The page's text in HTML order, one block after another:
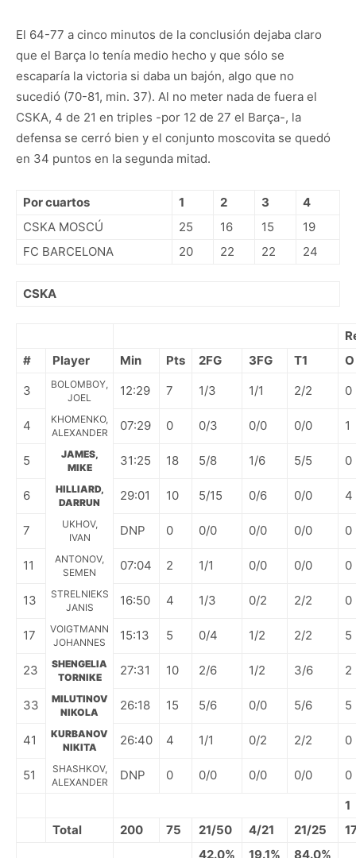
El 64-77 a cinco minutos de la conclusión dejaba claro
que el Barça lo tenía medio hecho y que sólo se
escaparía la victoria si daba un bajón, algo que no
sucedió (70-81, min. 37). Al no meter nada de fuera el
CSKA, 4 de 21 en triples -por 12 de 27 el Barça-, la
defensa se cerró bien y el conjunto moscovita se quedó
en 34 puntos en la segunda mitad.
Por cuartos 1 2 3
4
CSKA MOSCÚ
25 16 15
19
FC BARCELONA
20 22 22 24
CSKA
#
Player Min Pts 2FG 3FG T1
O
3
BOLOMBOY,
JOEL
12:29 7 1/3 1/1 2/2 0
4
KHOMENKO,
ALEXANDER
07:29 0 0/3 0/0 0/0 1
5
JAMES,
MIKE
31:25 18 5/8 1/6 5/5 0
6
HILLIARD,
DARRUN
29:01 10 5/15 0/6 0/0 4
7
UKHOV,
IVAN
DNP 0 0/0 0/0 0/0 0
11
ANTONOV,
SEMEN
07:04 2 1/1 0/0 0/0 0
13
STRELNIEKS
JANIS
16:50 4 1/3 0/2 2/2 0
17
VOIGTMANN
JOHANNES
15:13 5 0/4 1/2 2/2 5
23
SHENGELIA
TORNIKE
27:31 10 2/6 1/2 3/6 2
33
MILUTINOV
NIKOLA
26:18 15 5/6 0/0 5/6 5
41
KURBANOV
NIKITA
26:40 4 1/1 0/2 2/2 0
51
SHASHKOV,
ALEXANDER
DNP 0 0/0 0/0 0/0
0
1
Total
200 75 21/50 4/21 21/25
42.0%
19.1% 84.0%